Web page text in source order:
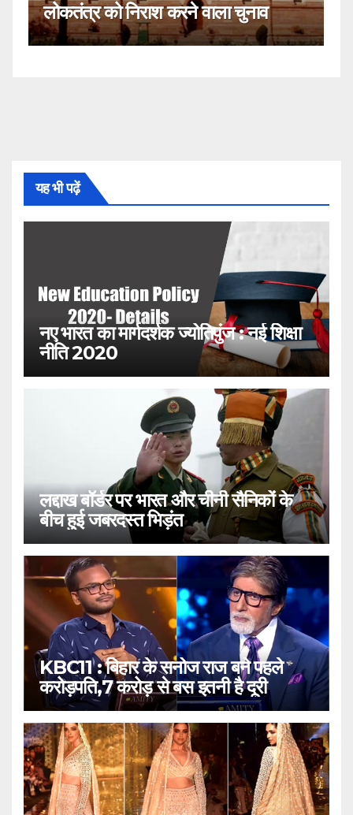
को निराश करने वाला चुनाव
नहीं!
यह भी पढ़ें
नए भारत का मार्गदर्शक ज्योतिपुंज : नई शिक्षा
नीति 2020
लद्दाख बॉर्डर पर भारत और चीनी सैनिकों के
बीच हुई जबरदस्त भिड़ंत
KBC11 : बिहार के सनोज राज बने पहले
करोड़पति,7 करोड़ से बस इतनी है दूरी